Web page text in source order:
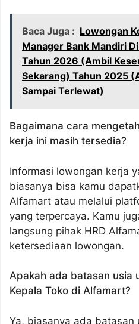
Baca Juga : Lowongan
Manager Bank Mandiri
Tahun 2026 (Ambil
Sekarang) Tahun 2025
Sampai Terlewat)
Bagaimana cara
kerja ini masih tersedia?
Informasi lowongan kerja
biasanya bisa kamu
Alfamart atau melalui
yang terpercaya. Kamu
langsung pihak HRD
ketersediaan lowongan.
Apakah ada batasan usia
Kepala Toko di Alfamart?
Ya, biasanya ada batasan